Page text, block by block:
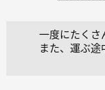
一度にたくさ
また、運ぶ途